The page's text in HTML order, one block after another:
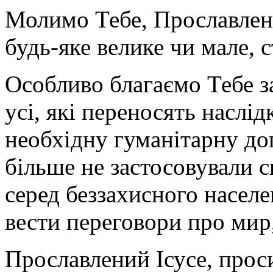
Молимо Тебе,
будь-яке велике чи мале,
Особливо благаємо
усі, які переносять
необхідну гуманітарну
більше не застосовували
серед беззахисного
вести переговори про
Прославлений Ісусе,